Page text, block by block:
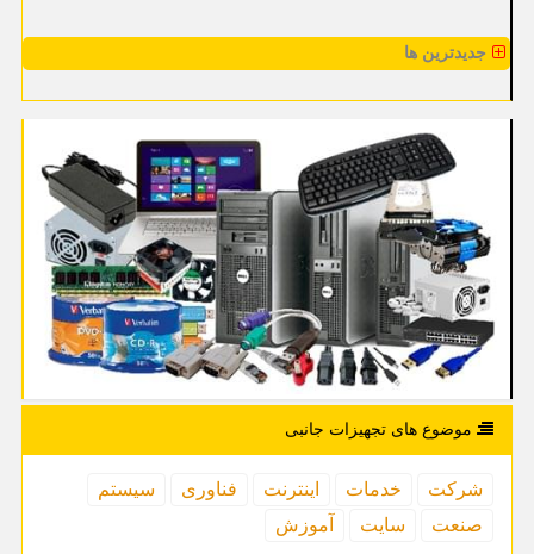
جدیدترین ها
موضوع های تجهیزات جانبی
شركت خدمات اینترنت فناوری
سیستم
صنعت
سایت آموزش